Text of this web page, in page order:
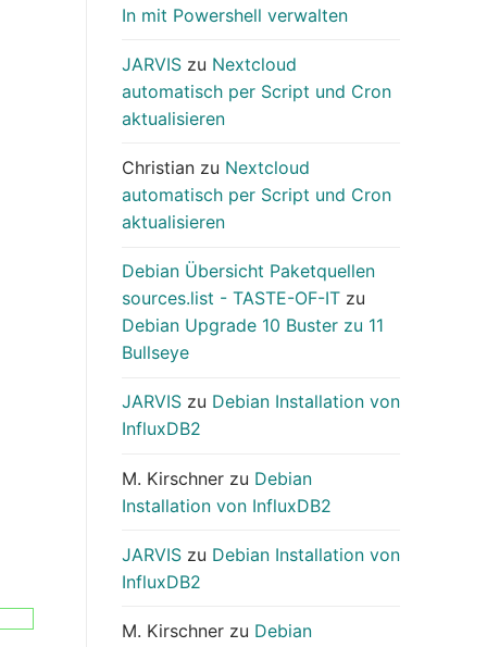
In mit Powershell verwalten
JARVIS zu Nextcloud
automatisch per Script und Cron
aktualisieren
Christian zu Nextcloud
automatisch per Script und Cron
aktualisieren
Debian Übersicht Paketquellen
sources.list - TASTE-OF-IT zu
Debian Upgrade 10 Buster zu 11
Bullseye
JARVIS zu Debian Installation von
InfluxDB2
M. Kirschner zu Debian
Installation von InfluxDB2
JARVIS zu Debian Installation von
InfluxDB2
M. Kirschner zu Debian